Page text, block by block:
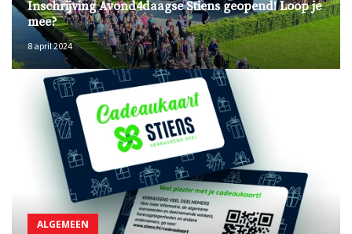
Inschrijving Avond4daagse Stiens geopend! Loop je
mee?
8 april 2024
ALGEMEEN